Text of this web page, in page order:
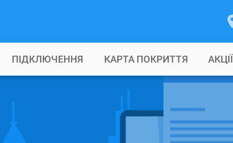
ПІДКЛЮЧЕННЯ КАРТА ПОКРИТТЯ АКЦІЇ